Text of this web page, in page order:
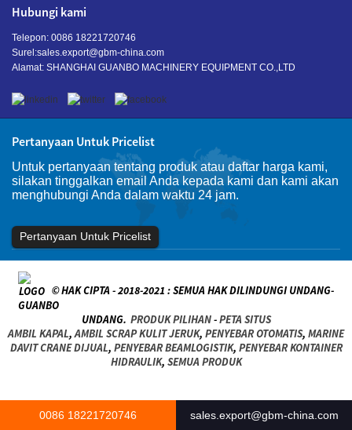
Hubungi kami
Telepon: 0086 18221720746
Surel:sales.export@gbm-china.com
Alamat: SHANGHAI GUANBO MACHINERY EQUIPMENT CO.,LTD
Pertanyaan Untuk Pricelist
Untuk pertanyaan tentang produk atau daftar harga kami,
silakan tinggalkan email Anda kepada kami dan kami akan
menghubungi Anda dalam waktu 24 jam.
Pertanyaan Untuk Pricelist
© HAK CIPTA - 2018-2021 : SEMUA HAK DILINDUNGI UNDANG-
UNDANG. PRODUK PILIHAN-PETA SITUS
AMBIL KAPAL,AMBIL SCRAP KULIT JERUK, PENYEBAR OTOMATIS, MARINE
DAVIT CRANE DIJUAL, PENYEBAR BEAMLOGISTIK, PENYEBAR KONTAINER
HIDRAULIK, SEMUA PRODUK
0086 18221720746 sales.export@gbm-china.com